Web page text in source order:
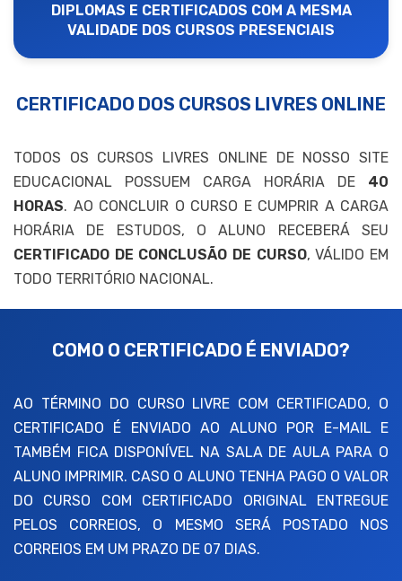
DIPLOMAS E CERTIFICADOS COM A MESMA
VALIDADE DOS CURSOS PRESENCIAIS
CERTIFICADO DOS CURSOS LIVRES ONLINE
TODOS OS CURSOS LIVRES ONLINE DE NOSSO SITE
EDUCACIONAL POSSUEM CARGA HORÁRIA DE 40
HORAS. AO CONCLUIR O CURSO E CUMPRIR A CARGA
HORÁRIA DE ESTUDOS, O ALUNO RECEBERÁ SEU
CERTIFICADO DE CONCLUSÃO DE CURSO, VÁLIDO EM
TODO TERRITÓRIO NACIONAL.
COMO O CERTIFICADO É ENVIADO?
AO TÉRMINO DO CURSO LIVRE COM CERTIFICADO, O
CERTIFICADO É ENVIADO AO ALUNO POR E-MAIL E
TAMBÉM FICA DISPONÍVEL NA SALA DE AULA PARA O
ALUNO IMPRIMIR. CASO O ALUNO TENHA PAGO O VALOR
DO CURSO COM CERTIFICADO ORIGINAL ENTREGUE
PELOS CORREIOS, O MESMO SERÁ POSTADO NOS
CORREIOS EM UM PRAZO DE 07 DIAS.